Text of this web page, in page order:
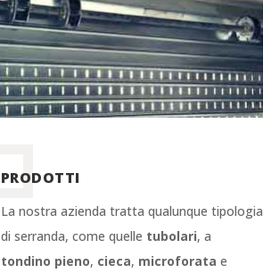
PRODOTTI
La nostra azienda tratta qualunque tipologia
di serranda, come quelle tubolari, a
tondino pieno, cieca, microforata e